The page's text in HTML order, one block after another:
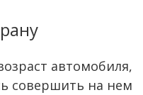
автомобиля,
совершить на нем